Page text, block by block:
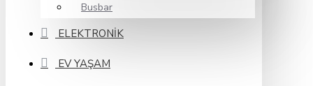
Busbar
ELEKTRONIK
EV YAŞAM